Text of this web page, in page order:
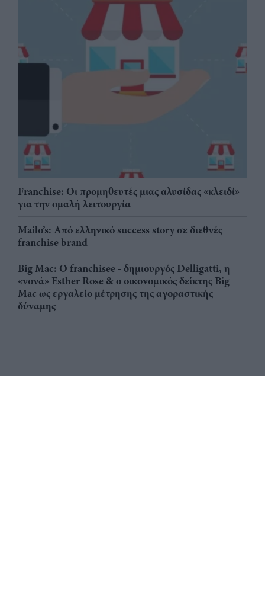
Franchise: Οι προμηθευτές μιας αλυσίδας «κλειδί»
για την ομαλή λειτουργία
Mailo’s: Από ελληνικό success story σε διεθνές
franchise brand
Big Mac: Ο franchisee - δημιουργός Delligatti, η
«νονά» Esther Rose & ο οικονομικός δείκτης Big
Mac ως εργαλείο μέτρησης της αγοραστικής
δύναμης